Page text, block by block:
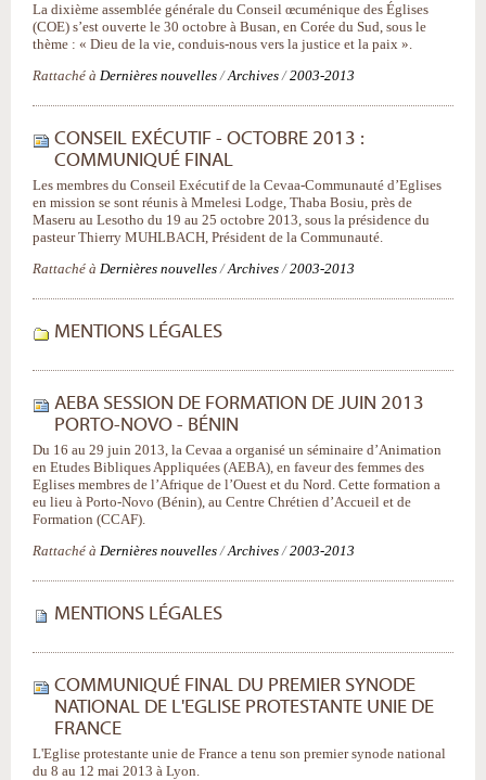
La dixième assemblée générale du Conseil œcuménique des Églises
(COE) s’est ouverte le 30 octobre à Busan, en Corée du Sud, sous le
thème : « Dieu de la vie, conduis-nous vers la justice et la paix ».
Rattaché à Dernières nouvelles /Archives /2003-2013
CONSEIL EXÉCUTIF - OCTOBRE 2013 :
COMMUNIQUÉ FINAL
Les membres du Conseil Exécutif de la Cevaa-Communauté d’Eglises
en mission se sont réunis à Mmelesi Lodge, Thaba Bosiu, près de
Maseru au Lesotho du 19 au 25 octobre 2013, sous la présidence du
pasteur Thierry MUHLBACH, Président de la Communauté.
Rattaché à Dernières nouvelles /Archives /2003-2013
MENTIONS LÉGALES
AEBA SESSION DE FORMATION DE JUIN 2013
PORTO-NOVO - BÉNIN
Du 16 au 29 juin 2013, la Cevaa a organisé un séminaire d’Animation
en Etudes Bibliques Appliquées (AEBA), en faveur des femmes des
Eglises membres de l’Afrique de l’Ouest et du Nord. Cette formation a
eu lieu à Porto-Novo (Bénin), au Centre Chrétien d’Accueil et de
Formation (CCAF).
Rattaché à Dernières nouvelles /Archives /2003-2013
MENTIONS LÉGALES
COMMUNIQUÉ FINAL DU PREMIER SYNODE
NATIONAL DE L'EGLISE PROTESTANTE UNIE DE
FRANCE
L'Eglise protestante unie de France a tenu son premier synode national
du 8 au 12 mai 2013 à Lyon.